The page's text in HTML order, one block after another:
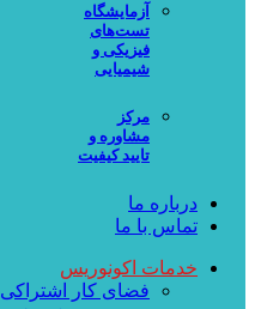
آزمایشگاه
تست‌های
فیزیکی و
شیمیایی
مرکز
مشاوره و
تایید کیفیت
درباره ما
تماس با ما
خدمات اکونوریس
فضای کار اشتراکی